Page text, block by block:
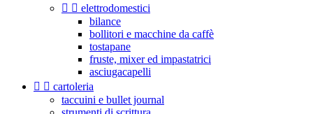
  elettrodomestici
bilance
bollitori e macchine da caffè
tostapane
fruste, mixer ed impastatrici
asciugacapelli
  cartoleria
taccuini e bullet journal